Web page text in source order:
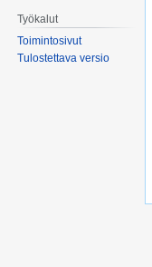
Työkalut
Toimintosivut
Tulostettava versio